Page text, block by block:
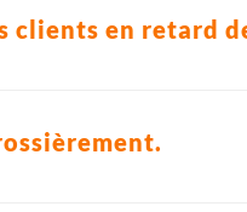
clients en retard